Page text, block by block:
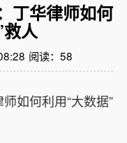
丁华律师如何
人
阅读： 58
如何利用“大数据”